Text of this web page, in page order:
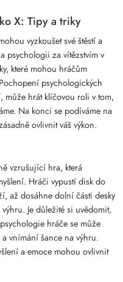
X: Tipy a triky
vyzkoušet své štěstí a
psychologii za vítězstvím v
které mohou hráčům
psychologických
může hrát klíčovou roli v tom,
Na konci se podíváme na
ovlivnit váš výkon.
vzrušující hra, která
Hráči vypustí disk do
až dosáhne dolní části desky
Je důležité si uvědomit,
hráče se může
vnímání šance na výhru.
a emoce mohou ovlivnit